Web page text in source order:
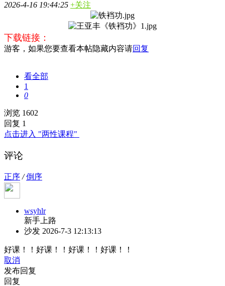
2026-4-16 19:44:25 +关注
下载链接：
游客，如果您要查看本帖隐藏内容请回复
看全部
1
0
浏览 1602
回复 1
点击进入 "两性课程"
评论
正序 / 倒序
wsyhlr
新手上路
沙发 2026-7-3 12:13:13
好课！！好课！！好课！！好课！！
取消
发布回复
回复